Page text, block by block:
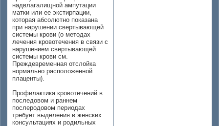
надвлагалищной ампутации
матки или ее экстирпации,
которая абсолютно показана
при нарушении свертывающей
системы крови (о методах
лечения кровотечения в связи с
нарушением свертывающей
системы крови см.
Преждевременная отслойка
нормально расположенной
плаценты).
Профилактика кровотечений в
последовом и раннем
послеродовом периодах
требует выделения в женских
консультациях и родильных